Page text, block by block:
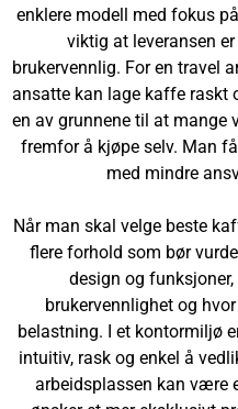
enklere modell med fokus
viktig at leveransen
brukervennlig. For en travel
ansatte kan lage kaffe raskt
en av grunnene til at mange
fremfor å kjøpe selv. Man
med mindre
Når man skal velge beste
flere forhold som bør
design og
brukervennlighet og
belastning. I et kontormiljø
intuitiv, rask og enkel å
arbeidsplassen kan være